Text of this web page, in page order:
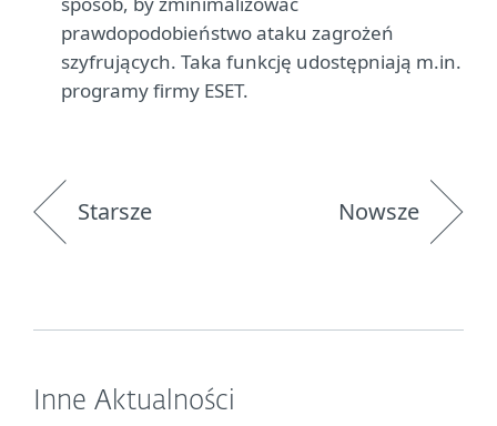
prawdopodobieństwo ataku zagrożeń
szyfrujących. Taka funkcję udostępniają m.in.
programy firmy ESET.
Starsze Nowsze
Inne Aktualności